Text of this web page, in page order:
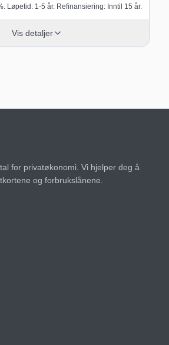
Løpetid: 1-5 år. Refinansiering: Inntil 15 år.
Vis detaljer
for privatøkonomi. Vi hjelper deg å
og forbrukslånene.